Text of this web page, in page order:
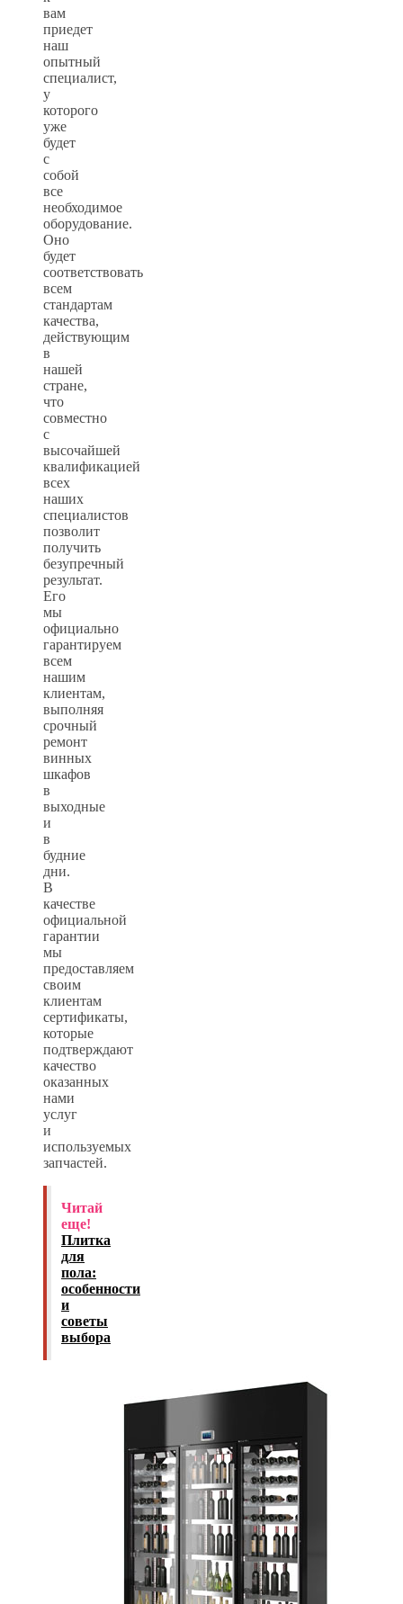
вам
приедет
наш
опытный
специалист,
у
которого
уже
будет
с
собой
все
необходимое
оборудование.
Оно
будет
соответствовать
всем
стандартам
качества,
действующим
в
нашей
стране,
что
совместно
с
высочайшей
квалификацией
всех
наших
специалистов
позволит
получить
безупречный
результат.
Его
мы
официально
гарантируем
всем
нашим
клиентам,
выполняя
срочный
ремонт
винных
шкафов
в
выходные
и
в
будние
дни.
В
качестве
официальной
гарантии
мы
предоставляем
своим
клиентам
сертификаты,
которые
подтверждают
качество
оказанных
нами
услуг
и
используемых
запчастей.
Читай
еще!
Плитка
для
пола:
особенности
и
советы
выбора